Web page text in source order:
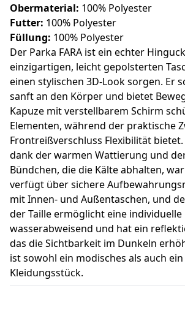
Obermaterial: 100% Polyester
Futter: 100% Polyester
Füllung: 100% Polyester
Der Parka FARA ist ein echter
einzigartigen, leicht gepolsterten
einen stylischen 3D-Look sorgen. Er
sanft an den Körper und bietet
Kapuze mit verstellbarem Schirm
Elementen, während der praktische
Frontreißverschluss Flexibilität bietet.
dank der warmen Wattierung und
Bündchen, die die Kälte abhalten,
verfügt über sichere
mit Innen- und Außentaschen, und
der Taille ermöglicht eine individuelle
wasserabweisend und hat ein
das die Sichtbarkeit im Dunkeln
ist sowohl ein modisches als auch
Kleidungsstück.